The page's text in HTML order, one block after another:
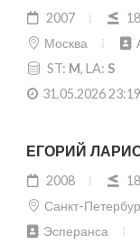
2007
Москва
ST: M, LA: S
31.05.2026
ЕГОРИЙ
2008
Санкт-
Эсперанса